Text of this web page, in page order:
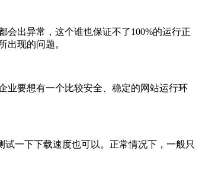
出异常，这个谁也保证不了100%的运行正
出现的问题。
要想有一个比较安全、稳定的网站运行环
一下下载速度也可以。正常情况下，一般只